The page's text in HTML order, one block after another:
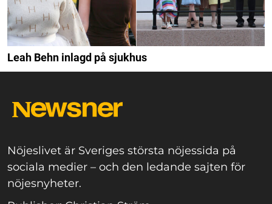
Leah Behn inlagd på sjukhus
Nöjeslivet är Sveriges största nöjessida på
sociala medier – och den ledande sajten för
nöjesnyheter.